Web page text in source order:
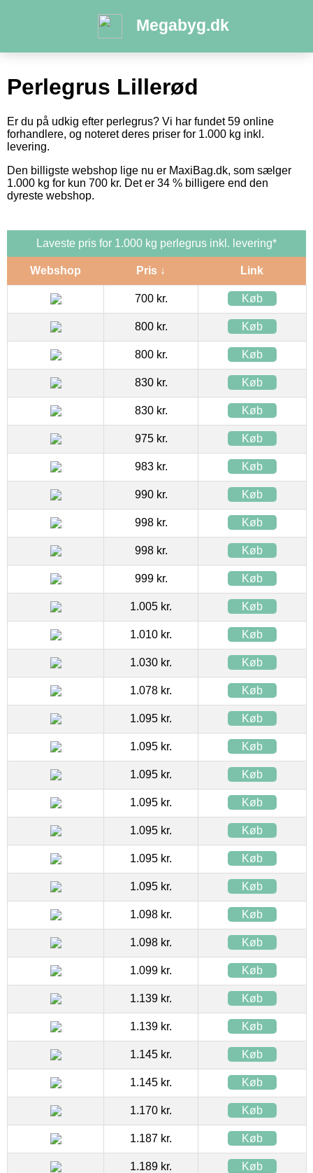
Megabyg.dk
Perlegrus Lillerød
Er du på udkig efter perlegrus? Vi har fundet 59 online
forhandlere, og noteret deres priser for 1.000 kg inkl.
levering.
Den billigste webshop lige nu er MaxiBag.dk, som sælger
1.000 kg for kun 700 kr. Det er 34 % billigere end den
dyreste webshop.
Laveste pris for 1.000 kg perlegrus inkl. levering*
Webshop Pris ↓ Link
700 kr. Køb
800 kr. Køb
800 kr. Køb
830 kr. Køb
830 kr. Køb
975 kr. Køb
983 kr. Køb
990 kr. Køb
998 kr. Køb
998 kr. Køb
999 kr. Køb
1.005 kr. Køb
1.010 kr. Køb
1.030 kr. Køb
1.078 kr. Køb
1.095 kr. Køb
1.095 kr. Køb
1.095 kr. Køb
1.095 kr. Køb
1.095 kr. Køb
1.095 kr. Køb
1.095 kr. Køb
1.098 kr. Køb
1.098 kr. Køb
1.099 kr. Køb
1.139 kr. Køb
1.139 kr. Køb
1.145 kr. Køb
1.145 kr. Køb
1.170 kr. Køb
1.187 kr. Køb
1.189 kr. Køb